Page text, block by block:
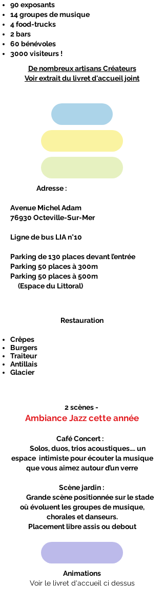
90 exposants
14 groupes de musique
4 food-trucks
2 bars
60 bénévoles
3000 visiteurs !
De nombreux artisans Créateurs
Voir extrait du livret d'accueil joint
Adresse :
Avenue Michel Adam
76930 Octeville-Sur-Mer
Ligne de bus LIA n°10
Parking de 130 places devant l’entrée
Parking 50 places à 300m
Parking 50 places à 500m
(Espace du Littoral)
Restauration
Crêpes
​Burgers
Traiteur
Antillais
Glacier
2 scènes -
Ambiance Jazz cette année
Café Concert :
Solos, duos, trios acoustiques…. un
espace intimiste pour écouter la musique
que vous aimez autour d’un verre
Scène jardin :
Grande scène positionnée sur le stade
où évoluent les groupes de musique,
chorales et danseurs.
Placement libre assis ou debout
Animations
Voir le livret d'accueil ci dessus